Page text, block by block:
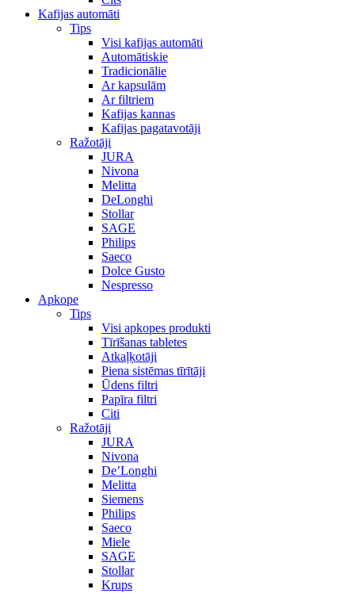
Kafijas automāti
Tips
Visi kafijas automāti
Automātiskie
Tradicionālie
Ar kapsulām
Ar filtriem
Kafijas kannas
Kafijas pagatavotāji
Ražotāji
JURA
Nivona
Melitta
DeLonghi
Stollar
SAGE
Philips
Saeco
Dolce Gusto
Nespresso
Apkope
Tips
Visi apkopes produkti
Tīrīšanas tabletes
Atkaļķotāji
Piena sistēmas tīrītāji
Ūdens filtri
Papīra filtri
Citi
Ražotāji
JURA
Nivona
De’Longhi
Melitta
Siemens
Philips
Saeco
Miele
SAGE
Stollar
Krups